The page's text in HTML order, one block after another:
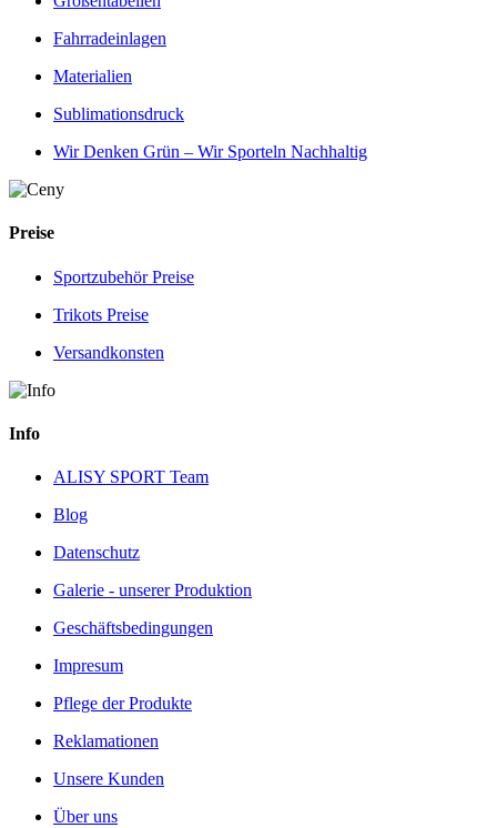
Fahrradeinlagen
Materialien
Sublimationsdruck
Wir Denken Grün – Wir Sporteln Nachhaltig
Preise
Sportzubehör Preise
Trikots Preise
Versandkonsten
Info
ALISY SPORT Team
Blog
Datenschutz
Galerie - unserer Produktion
Geschäftsbedingungen
Impresum
Pflege der Produkte
Reklamationen
Unsere Kunden
Über uns